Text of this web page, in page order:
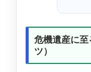
危機遺産に
ツ）